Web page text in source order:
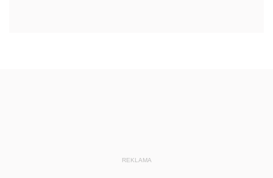
REKLAMA